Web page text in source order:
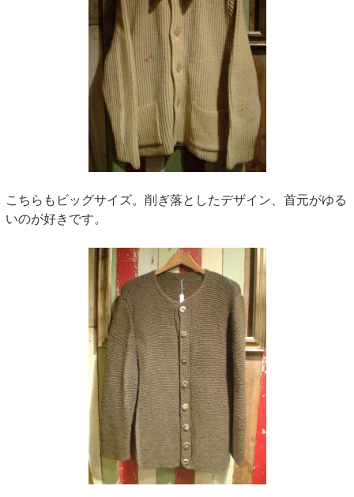
こちらもビッグサイズ。削ぎ落としたデザイン、首元がゆる
いのが好きです。